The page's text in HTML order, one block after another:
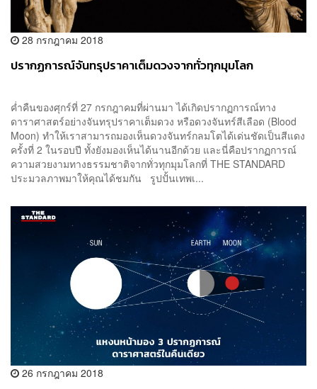
28 กรกฎาคม 2018
ปรากฏการณ์จันทรุปราคาเต็มดวงจากทั่วทุกมุมโลก
ค่ำคืนของศุกร์ที่ 27 กรกฎาคมที่ผ่านมา ได้เกิดปรากฏการณ์ทาง
ดาราศาสตร์อย่างจันทรุปราคาเต็มดวง หรือดวงจันทร์สีเลือด (Blood
Moon) ทำให้เราสามารถมองเห็นดวงจันทร์กลมโตได้เด่นชัดเป็นสีแดง
ครั้งที่ 2 ในรอบปี ทั้งยังมองเห็นได้นานอีกด้วย และนี่คือปรากฏการณ์
ความสวยงามทางธรรมชาติจากทั่วทุกมุมโลกที่ THE STANDARD
ประมวลภาพมาให้คุณได้ชมกัน รูปปั้นเทพเ...
26 กรกฎาคม 2018